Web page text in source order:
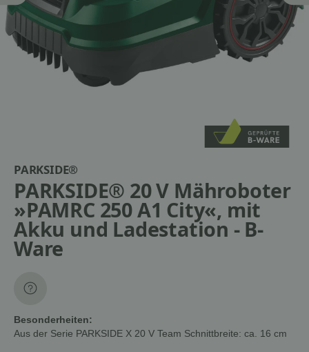
PARKSIDE®
PARKSIDE® 20 V Mähroboter
»PAMRC 250 A1 City«, mit
Akku und Ladestation - B-
Ware
Besonderheiten:
Aus der Serie PARKSIDE X 20 V Team Schnittbreite: ca. 16 cm